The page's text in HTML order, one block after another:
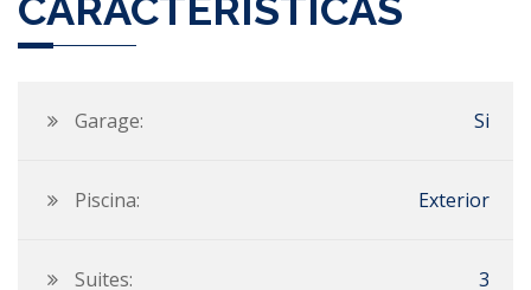
Garage: Si
Piscina: Exterior
Suites: 3